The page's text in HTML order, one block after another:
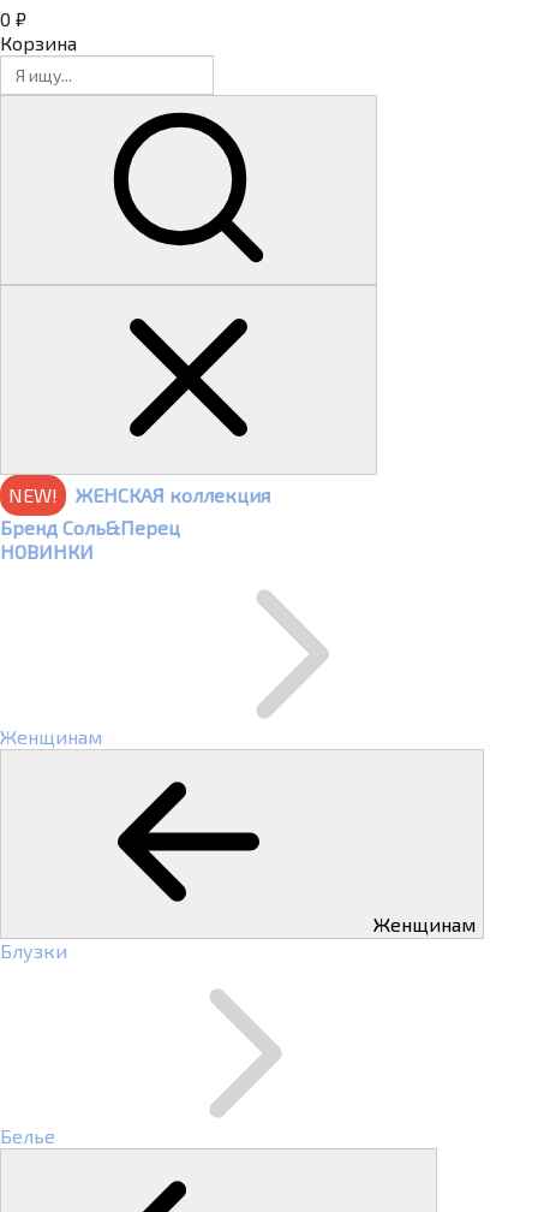
0 ₽
Корзина
NEW!
ЖЕНСКАЯ коллекция
Бренд Соль&Перец
НОВИНКИ
Женщинам
Женщинам
Блузки
Белье